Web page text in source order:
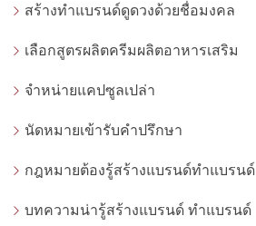
สร้างทำแบรนด์ดูดวงด้วยชื่อมงคล
เลือกสูตรผลิตครีมผลิตอาหารเสริม
จำหน่ายแคปซูลเปล่า
นัดหมายเข้ารับคำปรึกษา
กฎหมายต้องรู้สร้างแบรนด์ทำแบรนด์
บทความน่ารู้สร้างแบรนด์ ทำแบรนด์